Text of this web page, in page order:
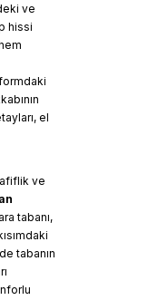
ve
hissi
el
ve
tabanı,
tabanın